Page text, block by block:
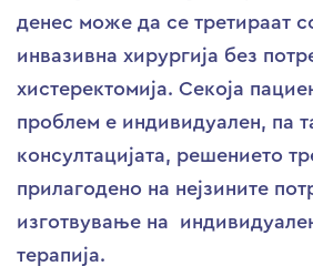
денес може да се третираат
инвазивна хирургија без
хистеректомија. Секоја
проблем е индивидуален, па
консултацијата, решението
прилагодено на нејзините
изготвување на
терапија.